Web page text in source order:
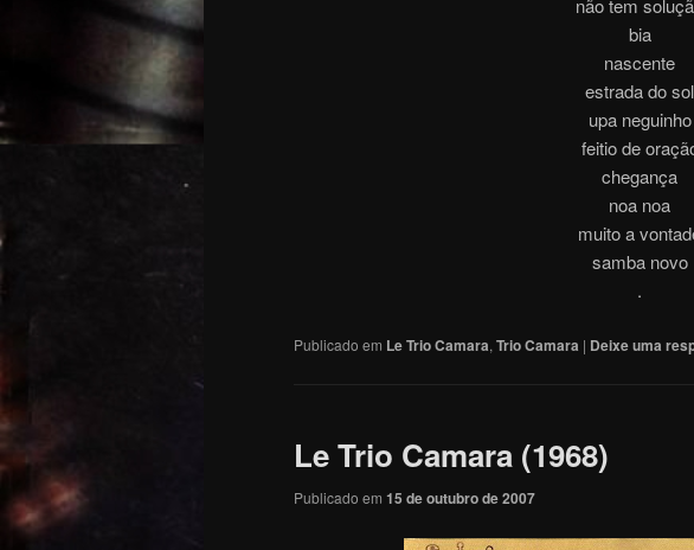
não tem
bia
nascente
estrada do sol
upa neguinho
feitio de
chegança
noa noa
muito a
samba novo
.
Publicado em Le Trio Camara, Trio Camara | Deixe uma
Le Trio Camara (1968)
Publicado em 15 de outubro de 2007